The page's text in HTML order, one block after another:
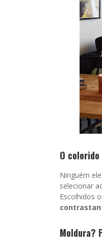
O
Ninguém
selecionar
Escolhidos
Moldura?